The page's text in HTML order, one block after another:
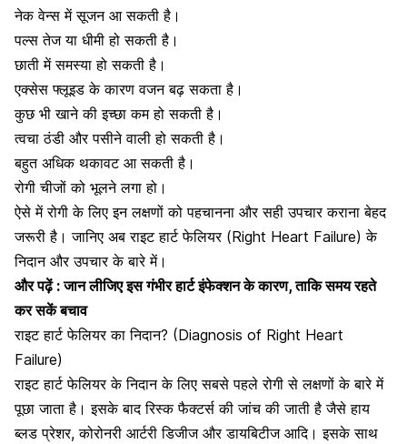
नेक वेन्स में सूजन आ सकती है।
पल्स तेज या धीमी हो सकती है।
छाती में समस्या हो सकती है।
एक्सेस फ्लूइड के कारण वजन बढ़ सकता है।
कुछ भी खाने की इच्छा कम हो सकती है।
त्वचा ठंडी और पसीने वाली हो सकती है।
बहुत अधिक थकावट आ सकती है।
रोगी चीजों को भूलने लगा हो।
ऐसे में रोगी के लिए इन लक्षणों को पहचानना और सही उपचार कराना बेहद
जरूरी है। जानिए अब राइट हार्ट फेलियर (Right Heart Failure) के
निदान और उपचार के बारे में।
और पढ़ें :जान लीजिए इस गंभीर हार्ट इंफेक्शन के कारण, ताकि समय रहते
कर सकें बचाव
राइट हार्ट फेलियर का निदान? (Diagnosis of Right Heart
Failure)
राइट हार्ट फेलियर के निदान के लिए सबसे पहले रोगी से लक्षणों के बारे में
पूछा जाता है। इसके बाद रिस्क फैक्टर्स की जांच की जाती है जैसे हाय
ब्लड प्रेशर, कोरोनरी आर्टरी डिजीज और डायबिटीज आदि। इसके साथ